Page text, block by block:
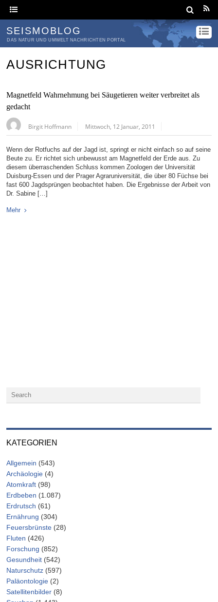
SEISMOBLOG
DAS NATUR UND UMWELT NACHRICHTEN PORTAL
AUSRICHTUNG
Magnetfeld Wahrnehmung bei Säugetieren weiter verbreitet als
gedacht
Birgit Hoffmann Mittwoch, 12 Januar, 2011
Wenn der Rotfuchs auf der Jagd ist, springt er nicht einfach so auf seine
Beute zu. Er richtet sich unbewusst am Magnetfeld der Erde aus. Zu
diesem überraschenden Schluss kommen Zoologen der Universität
Duisburg-Essen und der Prager Agraruniversität, die über 80 Füchse bei
fast 600 Jagdsprüngen beobachtet haben. Die Ergebnisse der Arbeit von
Dr. Sabine […]
Mehr
KATEGORIEN
Allgemein (543)
Archäologie (4)
Atomkraft (98)
Erdbeben (1.087)
Erdrutsch (61)
Ernährung (304)
Feuersbrünste (28)
Fluten (426)
Forschung (852)
Gesundheit (542)
Naturschutz (597)
Paläontologie (2)
Satellitenbilder (8)